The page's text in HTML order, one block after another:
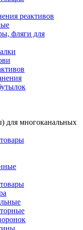
реактивов
фляги для
для многоканальных